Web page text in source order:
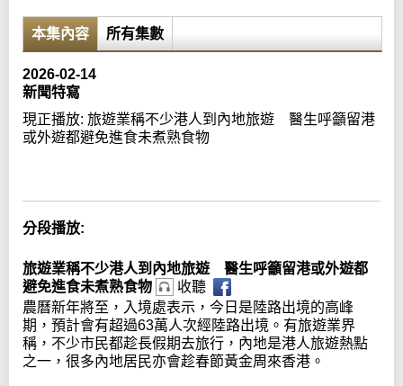
本集內容 所有集數
2026-02-14
新聞特寫
現正播放: 旅遊業稱不少港人到內地旅遊 醫生呼籲留港
或外遊都避免進食未煮熟食物
分段播放:
旅遊業稱不少港人到內地旅遊 醫生呼籲留港或外遊都
避免進食未煮熟食物
收聽
農曆新年將至，入境處表示，今日是陸路出境的高峰
期，預計會有超過63萬人次經陸路出境。有旅遊業界
稱，不少市民都趁長假期去旅行，內地是港人旅遊熱點
之一，很多內地居民亦會趁春節黃金周來香港。